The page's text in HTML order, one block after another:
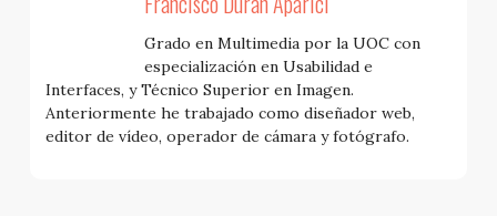
Grado en Multimedia por la UOC con
especialización en Usabilidad e
Interfaces, y Técnico Superior en Imagen.
Anteriormente he trabajado como diseñador web,
editor de vídeo, operador de cámara y fotógrafo.